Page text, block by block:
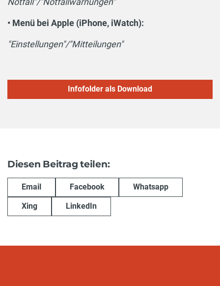
• Menü bei Apple (iPhone, iWatch):
"Einstellungen"/"Mitteilungen"
Infofolder als Download
Diesen Beitrag teilen:
Email Facebook Whatsapp
Xing LinkedIn